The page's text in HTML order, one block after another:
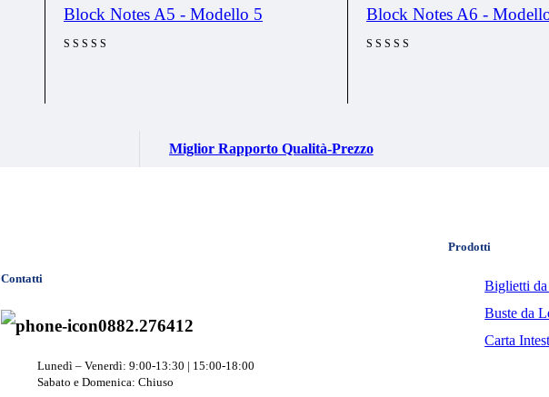
Block Notes A5 - Modello 5 Block Notes A6 -
Miglior Rapporto Qualità-Prezzo
Contatti
0882.276412
Lunedì – Venerdì: 9:00-13:30 | 15:00-18:00
Sabato e Domenica: Chiuso
Prodotti
Biglietti
Buste da
Carta